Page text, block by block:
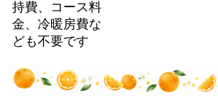
持費、コース料
金、冷暖房費な
ども不要です